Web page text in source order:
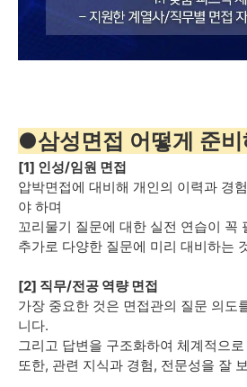
●삼성면접 어떻게 준
[1] 인성/임원 면접
압박면접에 대비해 개인의 이력과 경
야 하며
꼬리물기 질문에 대한 실전 연습이 꼭
추가로 다양한 질문에 미리 대비하는
[2] 직무/전공 역량 면접
가장 중요한 것은 면접관의 질문 의도
니다.
그리고 답변을 구조화하여 체계적으
또한, 관련 지식과 경험, 전문성을 잘